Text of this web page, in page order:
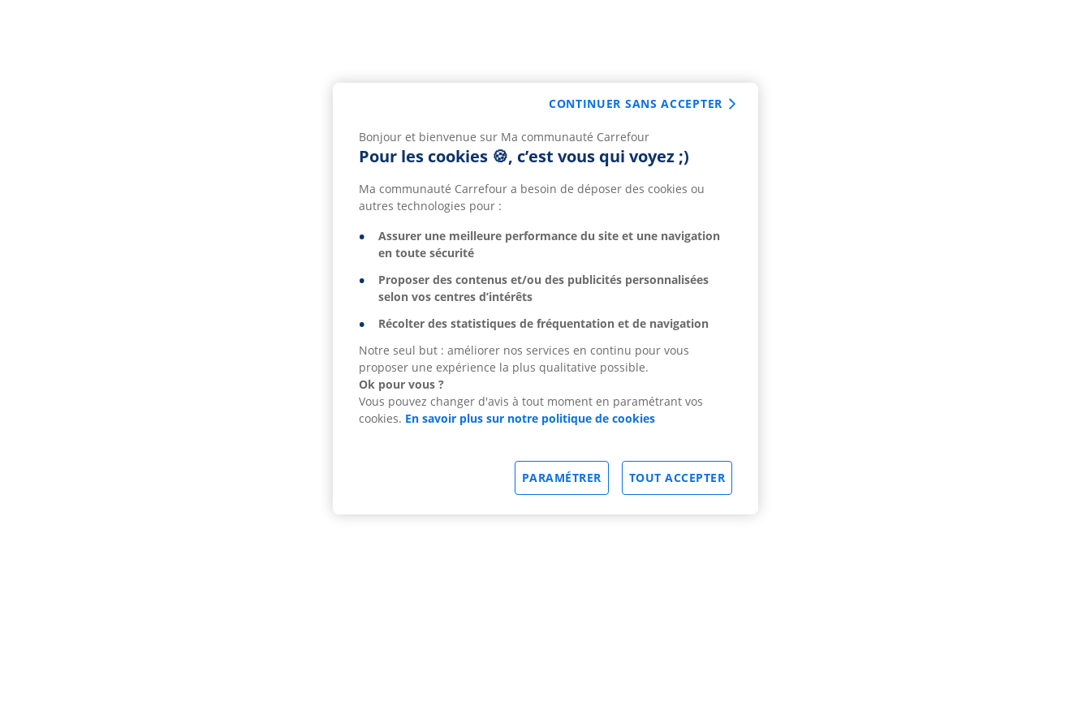
Bonjour et bienvenue sur Ma communauté Carrefour
Pour les cookies 🍪, c’est vous qui voyez ;)
Ma communauté Carrefour a besoin de déposer des cookies ou
autres technologies pour :
Assurer une meilleure performance du site et une navigation
en toute sécurité
Proposer des contenus et/ou des publicités personnalisées
selon vos centres d’intérêts
Récolter des statistiques de fréquentation et de navigation
Notre seul but : améliorer nos services en continu pour vous
proposer une expérience la plus qualitative possible.
Ok pour vous ?
Vous pouvez changer d'avis à tout moment en paramétrant vos
cookies. En savoir plus sur notre politique de cookies
TOUT ACCEPTER
PARAMÉTRER
CONTINUER SANS ACCEPTER